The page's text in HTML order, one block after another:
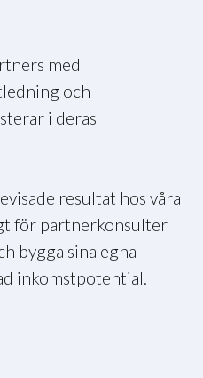
med
och
i deras
resultat hos våra
för partnerkonsulter
bygga sina egna
inkomstpotential.